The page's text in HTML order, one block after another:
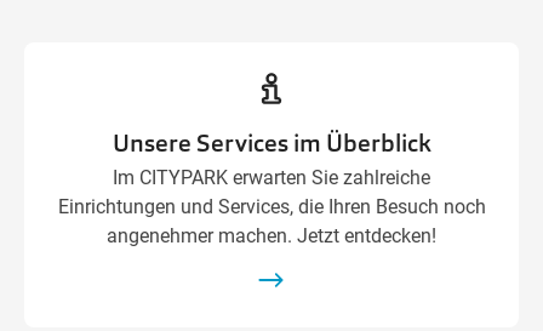
Unsere Services im Überblick
Im CITYPARK erwarten Sie zahlreiche
Einrichtungen und Services, die Ihren Besuch noch
angenehmer machen. Jetzt entdecken!